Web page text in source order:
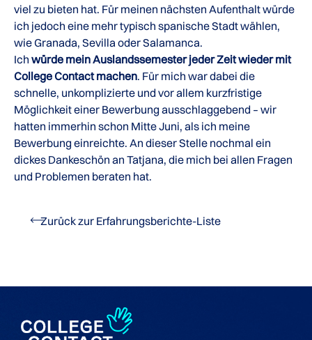
viel zu bieten hat. Für meinen nächsten Aufenthalt würde
ich jedoch eine mehr typisch spanische Stadt wählen,
wie Granada, Sevilla oder Salamanca.
Ich würde mein Auslandssemester jeder Zeit wieder mit
College Contact machen. Für mich war dabei die
schnelle, unkomplizierte und vor allem kurzfristige
Möglichkeit einer Bewerbung ausschlaggebend – wir
hatten immerhin schon Mitte Juni, als ich meine
Bewerbung einreichte. An dieser Stelle nochmal ein
dickes Dankeschön an Tatjana, die mich bei allen Fragen
und Problemen beraten hat.
Zurück zur Erfahrungsberichte-Liste